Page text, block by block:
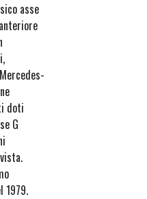
asse
doti
G
1979.